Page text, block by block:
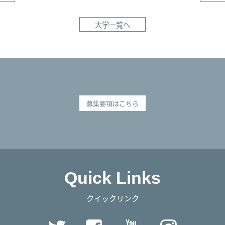
大学一覧へ
募集要項はこちら
Quick Links
クイックリンク